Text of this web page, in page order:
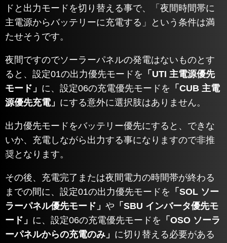
ドと出力モードを切り替える事で、「夜間時間帯に
主電源からバッテリーに充電する」という条件は満
たせそうです。
夜間ですのでソーラーパネルの発電はないものとす
ると、設定01の出力優先モードを 「UTI 主電源優先
モード」 に、設定06の充電優先モードを 「CUB 主電
源優先充電」 にする意外に選択肢はありません。
出力優先モードをバッテリー優先にすると、できな
いか、充電しながら出力する事になりますので非推
奨となります。
その後、充電完了または夜間電力の時間帯が終わる
までの間に、設定01の出力優先モードを 「SOL ソー
ラーパネル優先モード」 や 「SBU インバータ優先モ
ード」 に、設定06の充電優先モードを 「 OSO ソーラ
ーパネルからの充電のみ 」 に切り替える必要がある